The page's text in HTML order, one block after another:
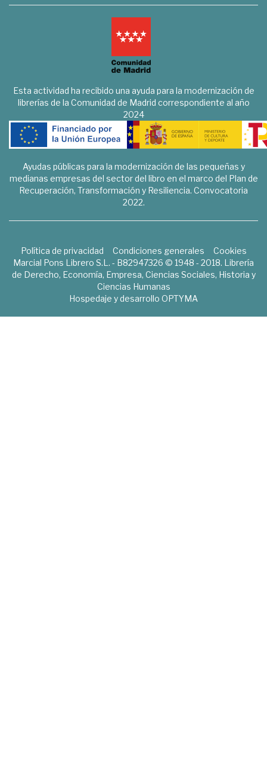
Esta actividad ha recibido una ayuda para la modernización de
librerías de la Comunidad de Madrid correspondiente al año
2024
Ayudas públicas para la modernización de las pequeñas y
medianas empresas del sector del libro en el marco del Plan de
Recuperación, Transformación y Resiliencia. Convocatoria
2022.
Política de privacidad Condiciones generales
Cookies
Marcial Pons Librero S.L. - B82947326 © 1948 - 2018. Librería
de Derecho, Economía, Empresa, Ciencias Sociales, Historia y
Ciencias Humanas
Hospedaje y desarrollo OPTYMA